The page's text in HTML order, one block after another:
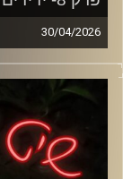
30/04/2026
דייטים, ידידים
מי משלם, מי
וזה מתפוצץ לך
והשאלה
משקרים